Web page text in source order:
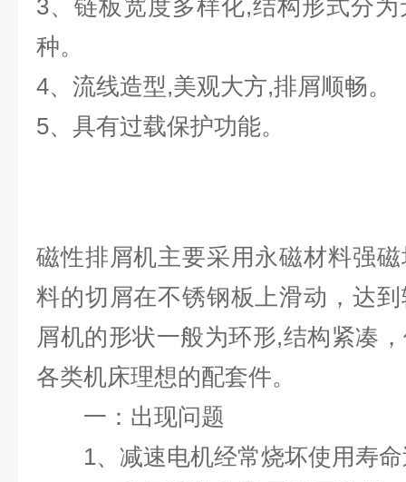
3、链板宽度多样化,结构形式分
种。
4、流线造型,美观大方,排屑顺畅。
5、具有过载保护功能。
磁性排屑机主要采用永磁材料强
料的切屑在不锈钢板上滑动，达
屑机的形状一般为环形,结构紧凑
各类机床理想的配套件。
一：出现问题
1、减速电机经常烧坏使用寿命